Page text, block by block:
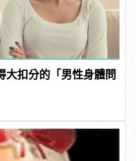
大扣分的「男性身體問